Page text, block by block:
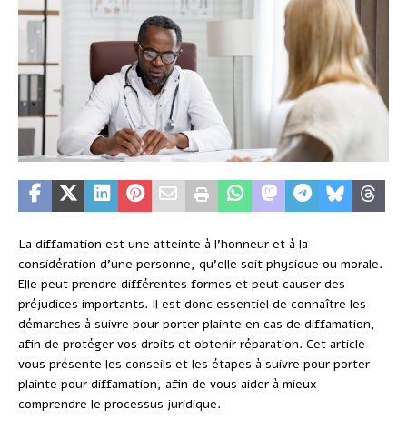
La diffamation est une atteinte à l’honneur et à la
considération d’une personne, qu’elle soit physique ou morale.
Elle peut prendre différentes formes et peut causer des
préjudices importants. Il est donc essentiel de connaître les
démarches à suivre pour porter plainte en cas de diffamation,
afin de protéger vos droits et obtenir réparation. Cet article
vous présente les conseils et les étapes à suivre pour porter
plainte pour diffamation, afin de vous aider à mieux
comprendre le processus juridique.